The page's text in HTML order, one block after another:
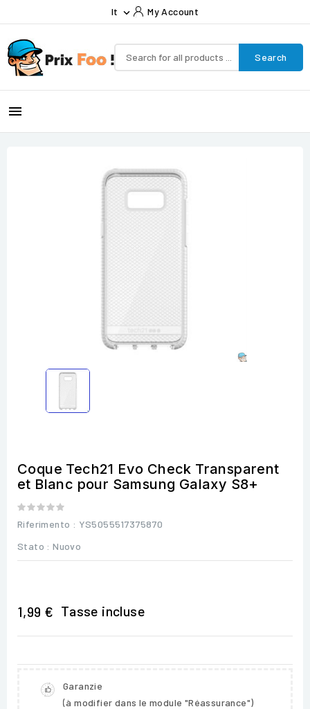
It  My Account
Search

Coque Tech21 Evo Check Transparent
et Blanc pour Samsung Galaxy S8+
Riferimento : YS5055517375870
Stato : Nuovo
1,99 € Tasse incluse
Garanzie
(à modifier dans le module "Réassurance")